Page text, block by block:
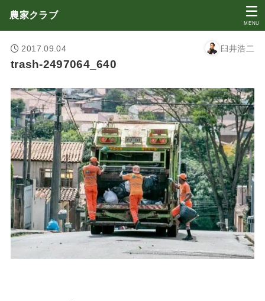
農家クラブ
MENU
2017.09.04 臼井浩二
trash-2497064_640